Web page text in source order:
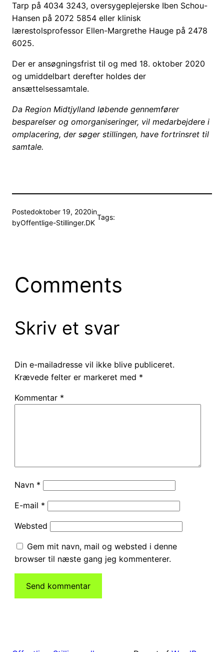
Tarp på 4034 3243, oversygeplejerske Iben Schou-
Hansen på 2072 5854 eller klinisk
lærestolsprofessor Ellen-Margrethe Hauge på 2478
6025.
Der er ansøgningsfrist til og med 18. oktober 2020
og umiddelbart derefter holdes der
ansættelsessamtale.
Da Region Midtjylland løbende gennemfører
besparelser og omorganiseringer, vil medarbejdere i
omplacering, der søger stillingen, have fortrinsret til
samtale.
Postedoktober 19, 2020in
byOffentlige-Stillinger.DK
Tags:
Comments
Skriv et svar
Din e-mailadresse vil ikke blive publiceret.
Krævede felter er markeret med *
Kommentar *
Navn *
E-mail *
Websted
Gem mit navn, mail og websted i denne
browser til næste gang jeg kommenterer.